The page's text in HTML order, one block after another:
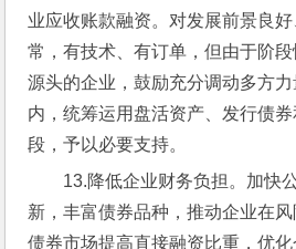
业应收账款融资。对发展前景良
常，有技术、有订单，但由于阶
源头的企业，鼓励充分调动多方
内，统筹运用盘活资产、发行债
段，予以必要支持。
13.降低企业财务负担。加快
新，丰富债券品种，推动企业在
债券市场提高直接融资比重，优